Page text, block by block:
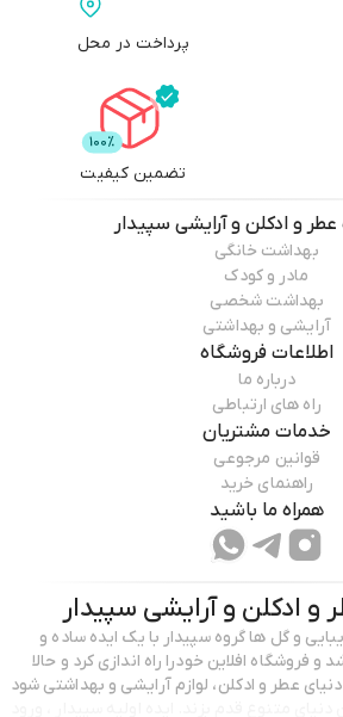
پرداخت در محل
تضمین کیفیت
عطر و ادکلن و آرایشی سپیدار
بهداشت خانگی
مادر و کودک
بهداشت شخصی
آرایشی و بهداشتی
اطلاعات فروشگاه
درباره ما
راه های ارتباطی
خدمات مشتریان
قوانین مرجوعی
راهنمای خرید
همراه ما باشید
و ادکلن و آرایشی سپیدار
سپیدار، دریچه‌ای به جهان زیبایی و گل ها گروه سپیدار با یک ایده‌ ساده و
خلاقانه در سال 1385متولد شد و فروشگاه افلاین خودرا راه اندازی کرد و حالا
عطر و ادکلن، لوازم آرایشی و بهداشتی شود